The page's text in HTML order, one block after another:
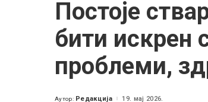
Постоје
бити искрен
проблеми,
Аутор: Редакција 19. мај 2026.